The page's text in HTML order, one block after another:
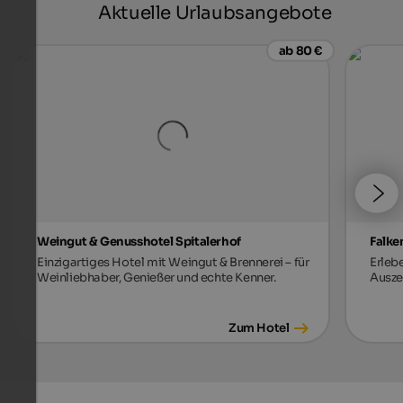
Aktuelle Urlaubsangebote
ab 80 €
Weingut & Genusshotel Spitalerhof
Einzigartiges Hotel mit Weingut & Brennerei – für
Weinliebhaber, Genießer und echte Kenner.
Zum Hotel